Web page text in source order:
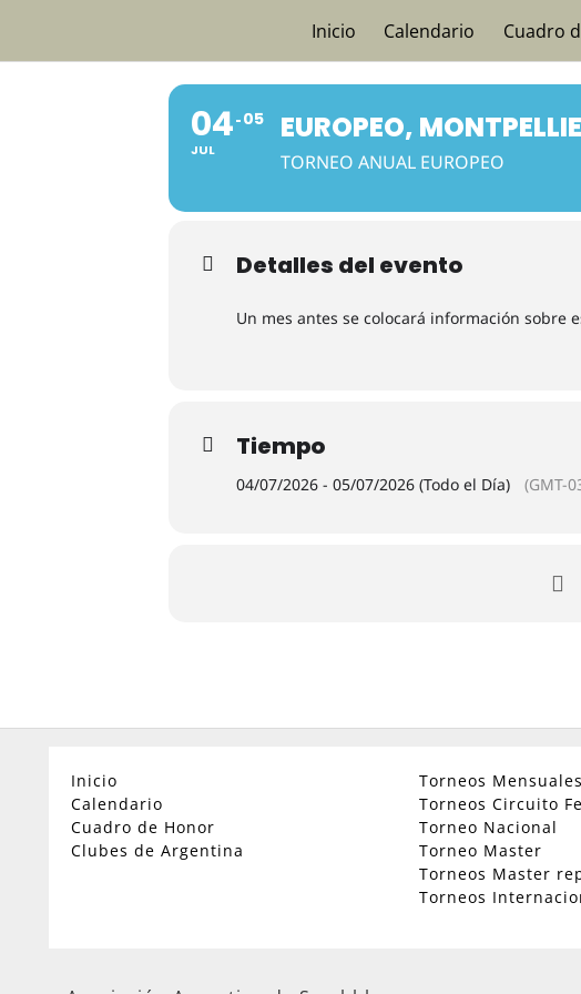
content
Inicio Calendario Cuadro
04
JUL
05 EUROPEO,
TORNEO ANUAL EUROPEO
Detalles del evento
Un mes antes se colocará información sobre
Tiempo
04/07/2026 - 05/07/2026 (Todo el Día) (GMT-
Inicio
Calendario
Cuadro de Honor
Clubes de Argentina
Torneos
Torneos Circuito
Torneo Nacional
Torneo Master
Torneos Master
Torneos